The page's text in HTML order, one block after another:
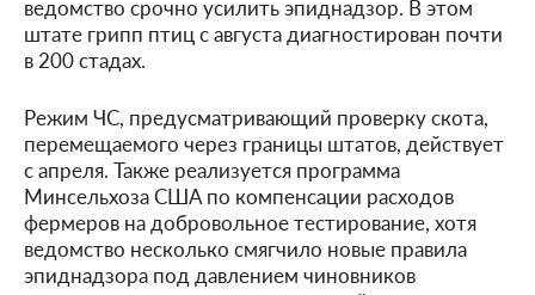
ведомство срочно усилить эпиднадзор. В этом
штате грипп птиц с августа диагностирован почти
в 200 стадах.
Режим ЧС, предусматривающий проверку скота,
перемещаемого через границы штатов, действует
с апреля. Также реализуется программа
Минсельхоза США по компенсации расходов
фермеров на добровольное тестирование, хотя
ведомство несколько смягчило новые правила
эпиднадзора под давлением чиновников